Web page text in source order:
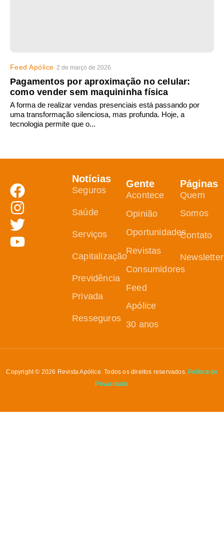
Feed Apólice 2 de março de 2026
Pagamentos por aproximação no celular:
como vender sem maquininha física
A forma de realizar vendas presenciais está passando por
uma transformação silenciosa, mas profunda. Hoje, a
tecnologia permite que o...
Notícias
Seguros
Saúde
Serviços
Capitalização
Previdência
Privada
Resseguros
Gente
Acontece
Opinião
Oportunidades
Revistas
Consumidores
Feed
Apólice
30 anos
Páginas
Quem
Somos
Contato
Newsletter
Copyright © 2026 Revista Apólice. Todos os direitos reservados. Política de
Privacidade